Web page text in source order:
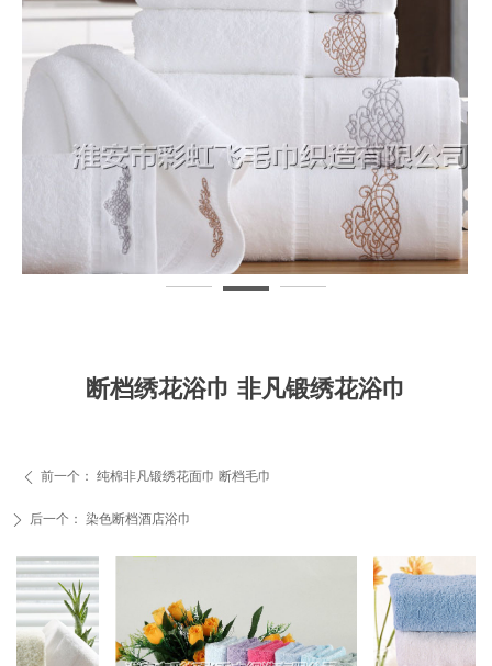
断档绣花浴巾 非凡锻绣花浴巾
ꄴ 前一个： 纯棉非凡锻绣花面巾 断档毛巾
ꄲ 后一个： 染色断档酒店浴巾